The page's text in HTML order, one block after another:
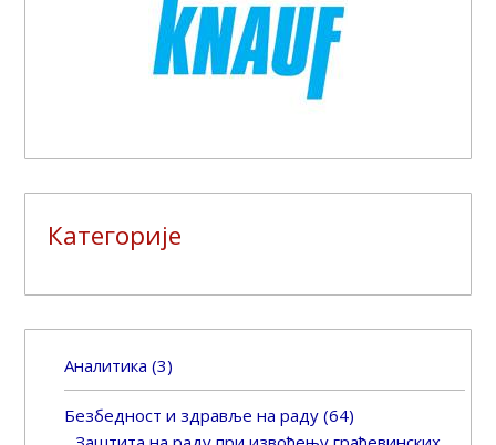
Категорије
Аналитика (3)
Безбедност и здравље на раду (64)